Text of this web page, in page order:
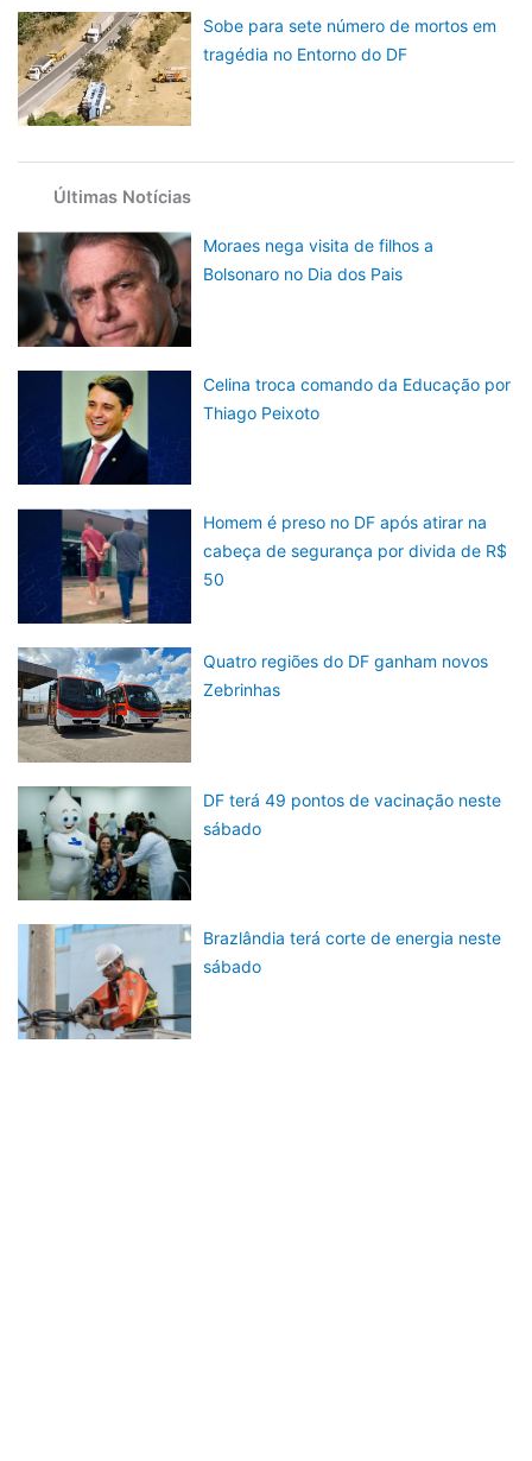
Sobe para sete número de mortos em
tragédia no Entorno do DF
Últimas Notícias
Moraes nega visita de filhos a
Bolsonaro no Dia dos Pais
Celina troca comando da Educação por
Thiago Peixoto
Homem é preso no DF após atirar na
cabeça de segurança por divida de R$
50
Quatro regiões do DF ganham novos
Zebrinhas
DF terá 49 pontos de vacinação neste
sábado
Brazlândia terá corte de energia neste
sábado